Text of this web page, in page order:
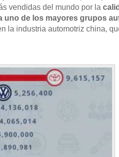
vendidas del mundo por la
de los mayores grupos
la industria automotriz china,